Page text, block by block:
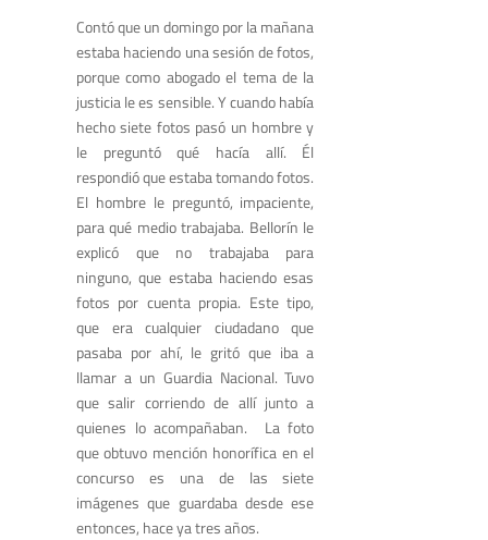
Contó que un domingo por la mañana
estaba haciendo una sesión de fotos,
porque como abogado el tema de la
justicia le es sensible. Y cuando había
hecho siete fotos pasó un hombre y
le preguntó qué hacía allí. Él
respondió que estaba tomando fotos.
El hombre le preguntó, impaciente,
para qué medio trabajaba. Bellorín le
explicó que no trabajaba para
ninguno, que estaba haciendo esas
fotos por cuenta propia. Este tipo,
que era cualquier ciudadano que
pasaba por ahí, le gritó que iba a
llamar a un Guardia Nacional. Tuvo
que salir corriendo de allí junto a
quienes lo acompañaban. La foto
que obtuvo mención honorífica en el
concurso es una de las siete
imágenes que guardaba desde ese
entonces, hace ya tres años.